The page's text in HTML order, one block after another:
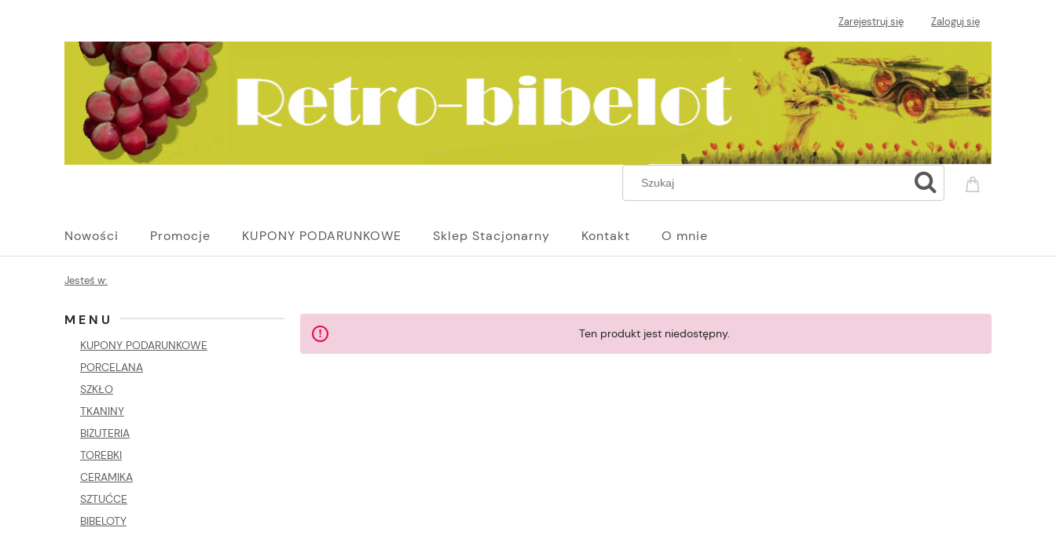
Zarejestruj się Zaloguj się
Nowości Promocje KUPONY PODARUNKOWE Sklep Stacjonarny Kontakt O mnie
Jesteś w:
MENU
KUPONY PODARUNKOWE
PORCELANA
SZKŁO
TKANINY
BIŻUTERIA
TOREBKI
CERAMIKA
SZTUĆCE
BIBELOTY
Ten produkt jest niedostępny.